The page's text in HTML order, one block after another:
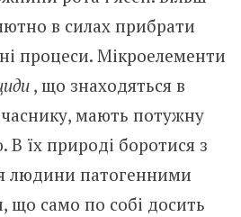
в силах прибрати
процеси. Мікроелементи
, що знаходяться в
мають потужну
В їх природі боротися з
людини патогенними
що само по собі досить